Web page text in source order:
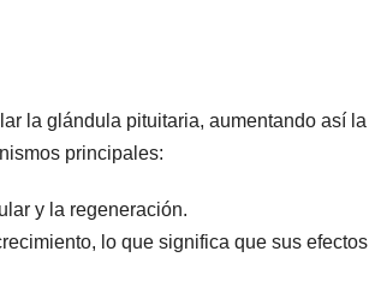
la glándula pituitaria, aumentando así la
principales:
y la regeneración.
lo que significa que sus efectos